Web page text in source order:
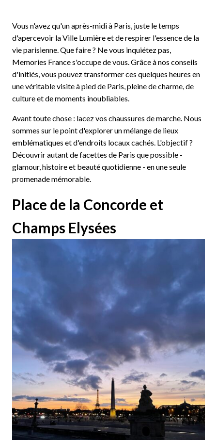
Vous n'avez qu'un après-midi à Paris, juste le temps
d'apercevoir la Ville Lumière et de respirer l'essence de la
vie parisienne. Que faire ? Ne vous inquiétez pas,
Memories France s'occupe de vous. Grâce à nos conseils
d'initiés, vous pouvez transformer ces quelques heures en
une véritable visite à pied de Paris, pleine de charme, de
culture et de moments inoubliables.
Avant toute chose : lacez vos chaussures de marche. Nous
sommes sur le point d'explorer un mélange de lieux
emblématiques et d'endroits locaux cachés. L'objectif ?
Découvrir autant de facettes de Paris que possible -
glamour, histoire et beauté quotidienne - en une seule
promenade mémorable.
Place de la Concorde et
Champs Elysées